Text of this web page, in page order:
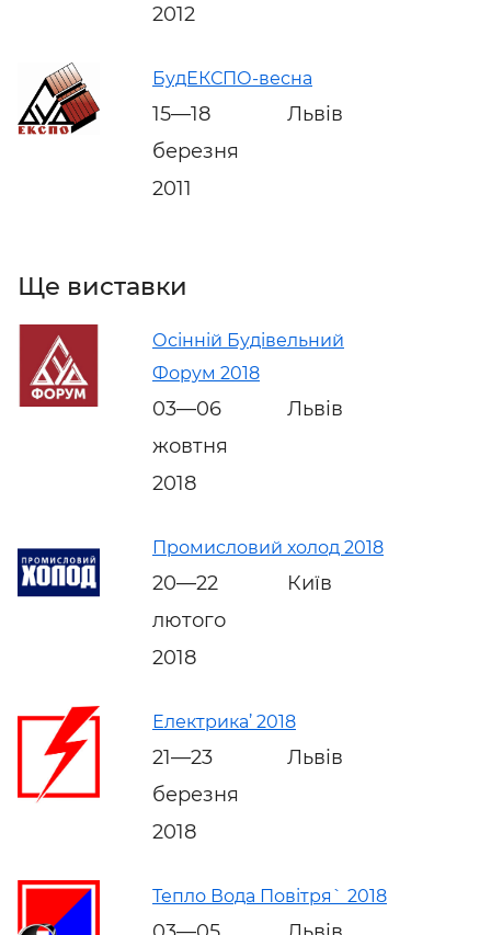
2012
БудЕКСПО-весна
15—18
березня
2011
Львів
Ще виставки
Осінній Будівельний
Форум 2018
03—06
жовтня
2018
Львів
Промисловий холод 2018
20—22
лютого
2018
Київ
Електрика’ 2018
21—23
березня
2018
Львів
Тепло Вода Повітря` 2018